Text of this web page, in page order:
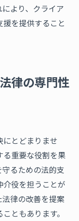
より、クライア
を提供すること
律の専門性
とどまりませ
る重要な役割を果
るための法的支
役を担うことが
律の改善を提案
ともあります。